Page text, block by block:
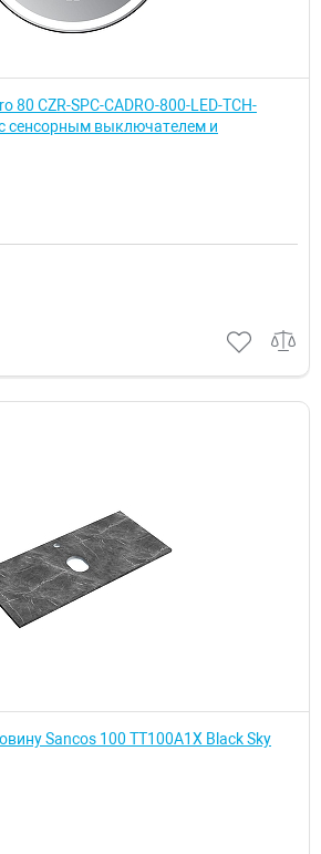
80 CZR-SPC-CADRO-800-LED-TCH-
сенсорным выключателем и
Sancos 100 TT100A1X Black Sky